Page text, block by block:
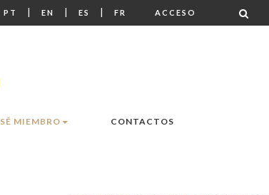
PT | EN | ES | FR ACCESO
SÉ MIEMBRO CONTACTOS